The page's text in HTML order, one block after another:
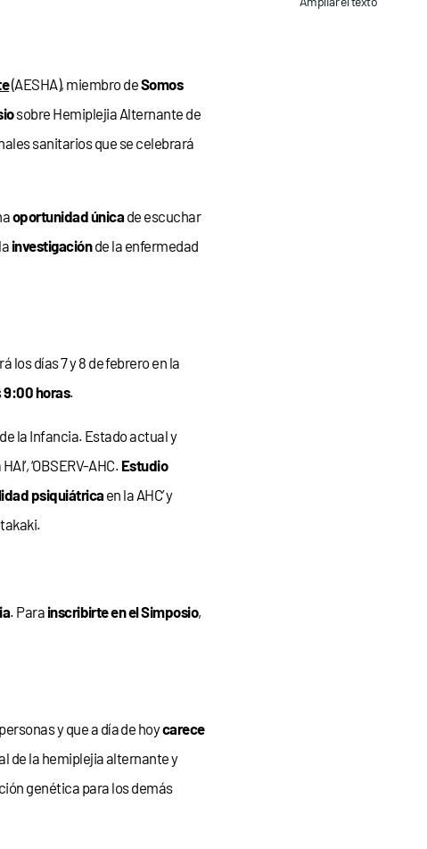
(AESHA), miembro deSomos
sobre Hemiplejia Alternante de
sanitarios que se celebrará
oportunidad única de escuchar
investigaciónde la enfermedad
los días 7 y 8 de febrero en la
9:00 horas.
la Infancia. Estado actual y
‘OBSERV-AHC. Estudio
psiquiátrica en la AHC’ y
. Para inscribirte en el Simposio,
y que a día de hoycarece
de la hemiplejia alternante y
genética para los demás